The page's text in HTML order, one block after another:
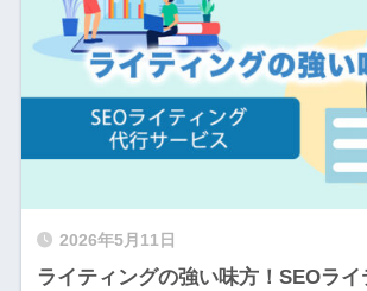
2026年5月11日
ライティングの強い味方！SEOラ